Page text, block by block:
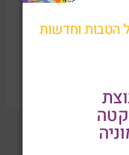
הטבות וחדשות